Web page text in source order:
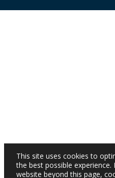
This site uses cookies to
the best possible
website beyond this page,